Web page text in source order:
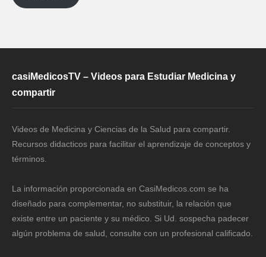
casiMedicosTV – Videos para Estudiar Medicina y
compartir
Videos de Medicina y Ciencias de la Salud para compartir.
Recursos didacticos para facilitar el aprendizaje de conceptos y
términos.
La información proporcionada en CasiMedicos.com se ha
diseñado para complementar, no substituir, la relación que
existe entre un paciente y su médico. Si Ud. sospecha padecer
algún problema de salud, consulte con un profesional calificado.